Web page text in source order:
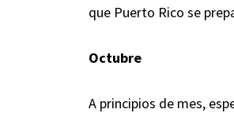
que Puerto Rico se
Octubre
A principios de mes,